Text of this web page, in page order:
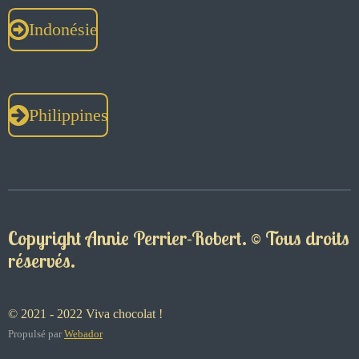
Indonésie
Philippines
Copyright Annie Perrier-Robert. © Tous droits
réservés.
© 2021 - 2022 Viva chocolat !
Propulsé parWebador